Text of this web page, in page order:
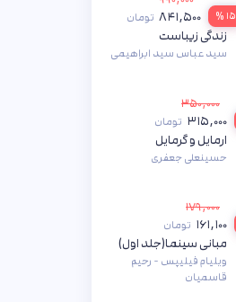
۱۵ % ۸۴۱,۵۰۰ تومان
زندگی زیباست
سید عباس سید ابراهیمی
۳۵۰,۰۰۰
۳۱۵,۰۰۰ تومان
ارمایل و گرمایل
حسینعلی جعفری
۱۷۹,۰۰۰
۱۶۱,۱۰۰ تومان
مبانی سینما(جلد اول)
ویلیام فیلیپس - رحیم
قاسمیان